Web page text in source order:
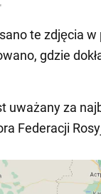
te zdjęcia w
gdzie
uważany za
Federacji